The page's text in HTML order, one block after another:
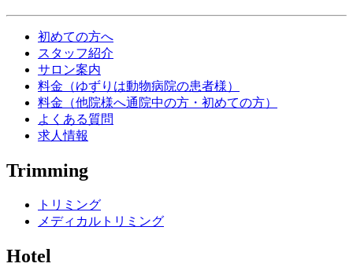
初めての方へ
スタッフ紹介
サロン案内
料金（ゆずりは動物病院の患者様）
料金（他院様へ通院中の方・初めての方）
よくある質問
求人情報
Trimming
トリミング
メディカルトリミング
Hotel